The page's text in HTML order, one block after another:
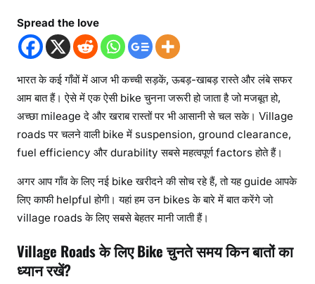
Spread the love
भारत के कई गाँवों में आज भी कच्ची सड़कें, ऊबड़-खाबड़ रास्ते और लंबे सफर
आम बात हैं। ऐसे में एक ऐसी bike चुनना जरूरी हो जाता है जो मजबूत हो,
अच्छा mileage दे और खराब रास्तों पर भी आसानी से चल सके। Village
roads पर चलने वाली bike में suspension, ground clearance,
fuel efficiency और durability सबसे महत्वपूर्ण factors होते हैं।
अगर आप गाँव के लिए नई bike खरीदने की सोच रहे हैं, तो यह guide आपके
लिए काफी helpful होगी। यहां हम उन bikes के बारे में बात करेंगे जो
village roads के लिए सबसे बेहतर मानी जाती हैं।
Village Roads के लिए Bike चुनते समय किन बातों का
ध्यान रखें?